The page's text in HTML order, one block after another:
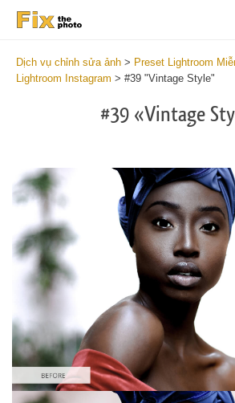
Dịch vụ chỉnh sửa ảnh > Preset Lightroom
Lightroom Instagram > #39 "Vintage Style"
#39 «Vintage
Xin hãy lựa chọn